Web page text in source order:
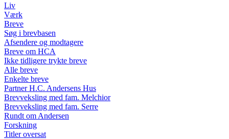
Liv
Værk
Breve
Søg i brevbasen
Afsendere og modtagere
Breve om HCA
Ikke tidligere trykte breve
Alle breve
Enkelte breve
Partner H.C. Andersens Hus
Brevveksling med fam. Melchior
Brevveksling med fam. Serre
Rundt om Andersen
Forskning
Titler oversat